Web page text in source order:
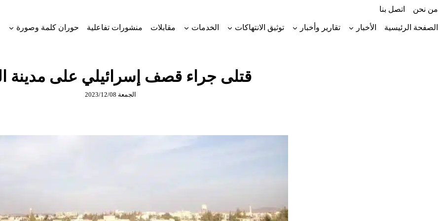
إلىمن نحن اتصل بنا
الصفحة الرئيسية الأخبار تقارير وأخبار توثيق الانتهاكات الخدمات مقابلات منشورات تفاعلية حوران كلمة وصورة
قتلى جراء قصف إسرائيلي على مدينة
الجمعة 2023/12/08